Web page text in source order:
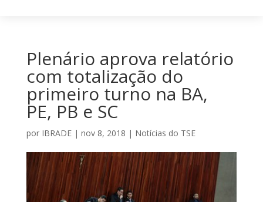
Plenário aprova relatório
com totalização do
primeiro turno na BA,
PE, PB e SC
por IBRADE| nov 8, 2018 | Notícias do TSE